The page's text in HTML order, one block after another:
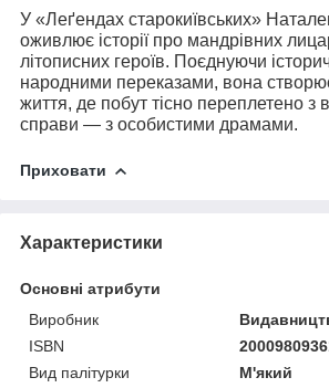
У «Леґендах старокиївських»
оживлює історії про мандрівних
літописних героїв. Поєднуючи
народними переказами, вона
життя, де побут тісно переплетено з
справи — з особистими драмами.
Приховати
Характеристики
Основні атрибути
Виробник
ISBN
Вид палітурки
М'який